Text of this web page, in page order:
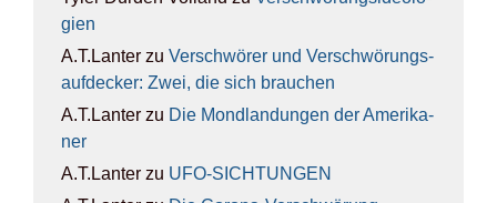
gien
A.T.Lanter zu Ver­schwö­rer und Ver­schwö­rungs­
auf­de­cker: Zwei, die sich brau­chen
A.T.Lanter zu Die Mond­lan­dun­gen der Ame­ri­ka­
ner
A.T.Lanter zu UFO-SICH­TUN­GEN